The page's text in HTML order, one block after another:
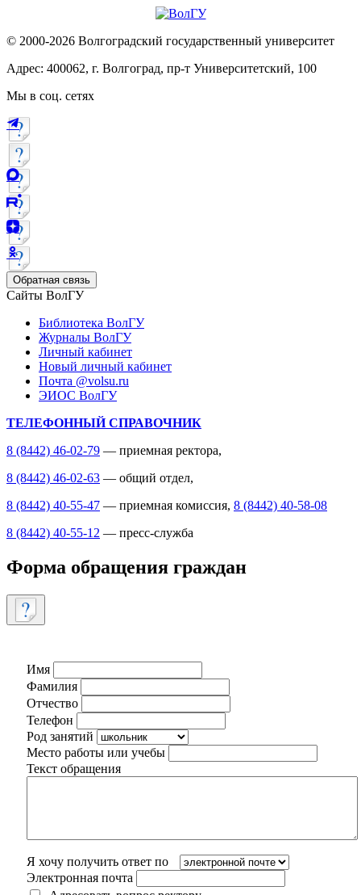
© 2000-2026 Волгоградский государственный университет
Адрес: 400062, г. Волгоград, пр-т Университетский, 100
Мы в соц. сетях
Обратная связь
Сайты ВолГУ
Библиотека ВолГУ
Журналы ВолГУ
Личный кабинет
Новый личный кабинет
Почта @volsu.ru
ЭИОС ВолГУ
ТЕЛЕФОННЫЙ СПРАВОЧНИК
8 (8442) 46-02-79 — приемная ректора,
8 (8442) 46-02-63 — общий отдел,
8 (8442) 40-55-47 — приемная комиссия, 8 (8442) 40-58-08
8 (8442) 40-55-12 — пресс-служба
Форма обращения граждан
Имя
Фамилия
Отчество
Телефон
Род занятий
Место работы или учебы
Текст обращения
Я хочу получить ответ по
Электронная почта